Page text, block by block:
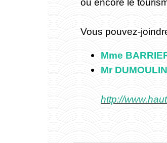
Vous pouvez-
Mme
Mr
http://